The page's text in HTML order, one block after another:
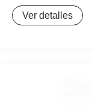
Eléctrica,
térmica y
Ver detalles